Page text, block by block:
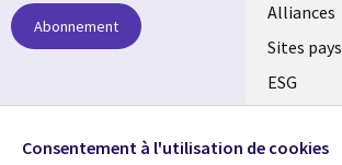
Alliances
Sites pays
ESG
Fusions
Abonnement
Suivez-nous
Consentement à l'utilisation de cookies